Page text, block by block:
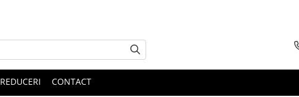
REDUCERI CONTACT